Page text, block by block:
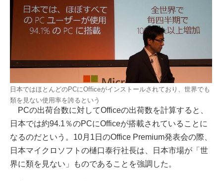
日本ではほとんどのPCにOfficeがインストールされており、世界でも
類を見ない使用率を誇るという
PCの出荷台数に対してOfficeの出荷数を計算すると、
日本では約94.1％のPCにOfficeが搭載されていることに
なるのだという。10月1日のOffice Premium発表会の際、
日本マイクロソフトの樋口泰行社長は、日本市場が「世
界に類を見ない」ものであることを強調した。